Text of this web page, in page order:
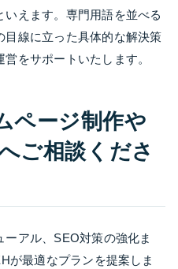
えます。専門用語を並べる
目線に立った具体的な解決策
をサポートいたします。
ページ制作や
ご相談くださ
アル、SEO対策の強化ま
が最適なプランを提案しま